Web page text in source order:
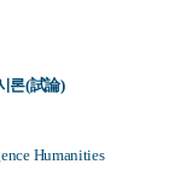
론(試論)
Humanities